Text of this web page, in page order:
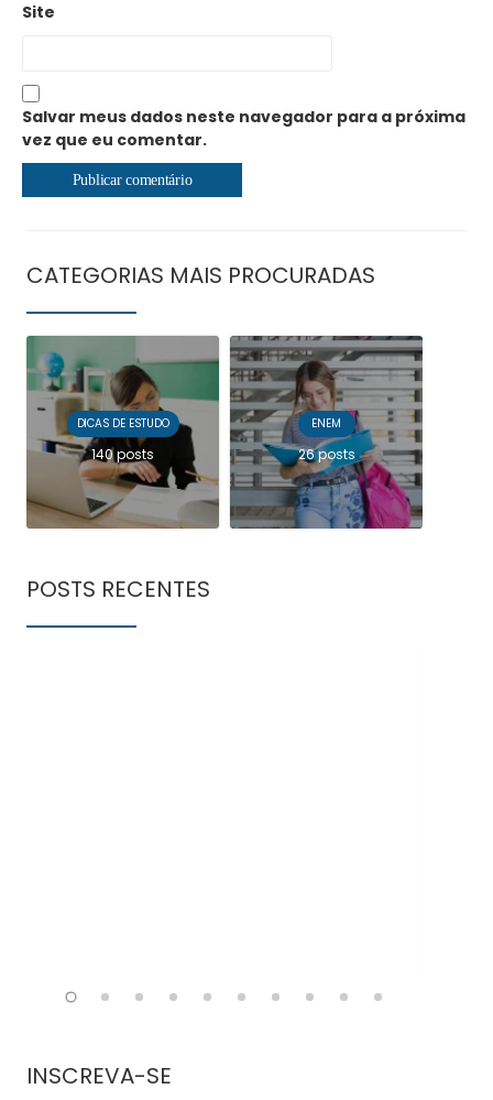
Site
Salvar meus dados neste navegador para a próxima
vez que eu comentar.
CATEGORIAS MAIS PROCURADAS
DICAS DE ESTUDO
140 posts
ENEM
26 posts
POSTS RECENTES
INSCREVA-SE